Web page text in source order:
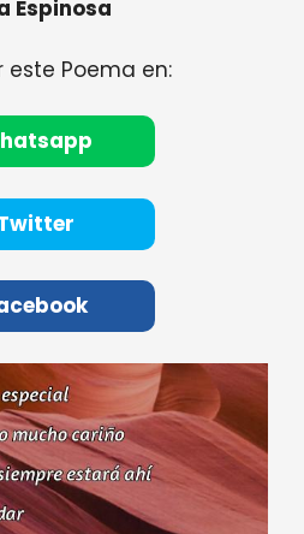
Espinosa
este Poema en: